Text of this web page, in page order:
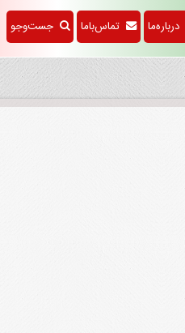
درباره‌ما تماس‌باما جست‌وجو